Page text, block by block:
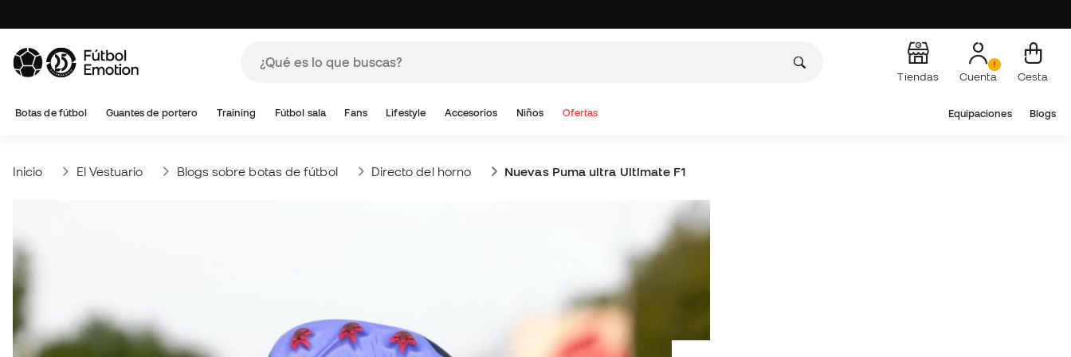
Tiendas Cuenta Cesta
Botas de fútbol Guantes de portero Training Fútbol sala Fans Lifestyle Accesorios Niños Ofertas Equipaciones Blogs
Inicio El Vestuario Blogs sobre botas de fútbol Directo del horno Nuevas Puma ultra Ultimate F1